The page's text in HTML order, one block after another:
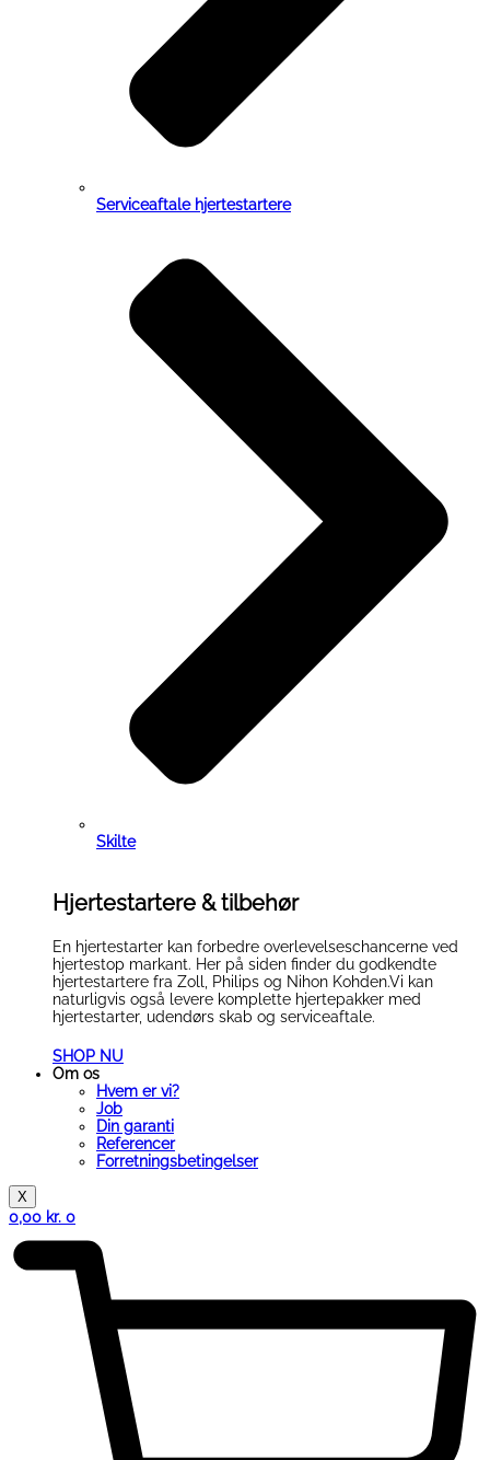
Serviceaftale hjertestartere
Skilte
Hjertestartere & tilbehør
En hjertestarter kan forbedre overlevelseschancerne ved
hjertestop markant. Her på siden finder du godkendte
hjertestartere fra Zoll, Philips og Nihon Kohden.Vi kan
naturligvis også levere komplette hjertepakker med
hjertestarter, udendørs skab og serviceaftale.
SHOP NU
Om os
Hvem er vi?
Job
Din garanti
Referencer
Forretningsbetingelser
X
0,00 kr. 0